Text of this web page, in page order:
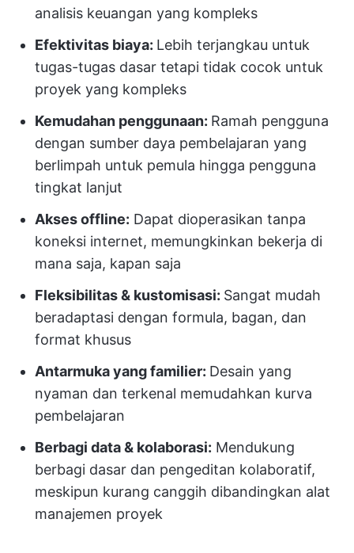
analisis keuangan yang kompleks
Efektivitas biaya: Lebih terjangkau untuk
tugas-tugas dasar tetapi tidak cocok untuk
proyek yang kompleks
Kemudahan penggunaan: Ramah pengguna
dengan sumber daya pembelajaran yang
berlimpah untuk pemula hingga pengguna
tingkat lanjut
Akses offline: Dapat dioperasikan tanpa
koneksi internet, memungkinkan bekerja di
mana saja, kapan saja
Fleksibilitas & kustomisasi: Sangat mudah
beradaptasi dengan formula, bagan, dan
format khusus
Antarmuka yang familier: Desain yang
nyaman dan terkenal memudahkan kurva
pembelajaran
Berbagi data & kolaborasi: Mendukung
berbagi dasar dan pengeditan kolaboratif,
meskipun kurang canggih dibandingkan alat
manajemen proyek